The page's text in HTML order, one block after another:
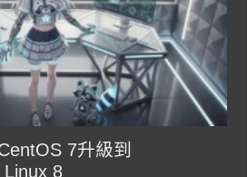
7升級到
Linux 8